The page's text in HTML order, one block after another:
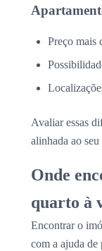
Preço mais
Avaliar essas
alinhada ao
Onde
quarto à
Encontrar o
com a ajuda de